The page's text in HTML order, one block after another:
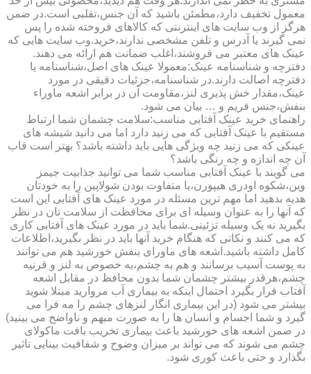
معمول تخفیف دارد،مطمئن باشید که آن جنس،تقلبی است.در ضمن
هرگز از وب سایت های اینترنتی که کالاهای فروخته شده را پس
نمی گیرند یا آدرس و تلفن مشخصی ندارند،خرید.وب سایت هایی که
عینک های معتبر می فروشند،اغلب ضمانت هم ارائه می دهند.
دفترچه و شناسنامه عینک:معمولا عینک های اصل،شناسنامه یا
دفترچه اصالت دارند.در شناسنامه،جزئیات دقیقی در مورد
عینک،مقدار خش پذیری لنز،مقاومت آن در برابر اشعه ماوراء
بنفش،جنس فریم و … بیان می شود.
راهنمای خرید عینک آفتابی مناسب:سلامت چشمان شما ارتباط
مستقیم با عینک آفتابی که می زنید دارد اما می دانید شیشه های
عینکی که می زنید چه ویژگی هایی باید داشته باشد؟ بهتر است قاب
آن چه اندازه و چه رنگی باشد؟
می گویند با عینک آفتابی مناسب شما می توانید جذابیت جیمز
وین،شکوه اودری هیپورن،یا متفاوت بودن شولاپین را به خودتان
هدیه بدهید اما مهم ترین مسئله در مورد عینک های آفتابی این است
که آنها را به عنوان وسیله ای برای محافظت از سلامت تان در نظر
بگیرید نه یک وسیله تزئینی.شما باید در مورد عینک های آفتابی کاری
که می کنند و نکاتی که هنگام خرید آنها باید در نظر بگیرید،اطلاعات
کامل داشته باشید.اشعه های ماورای بنفش خورشید هم می توانند
به پوست آسیب برسانند و هم به چشم،به خصوص به لنز و قرنیه
چشم،هرقدر بیشتر چشمان شما بدون محافظ در مقابل اشعه
آفتاب قرار بگیرد احتمال اینکه به بیماری آب مروارید مبتلا شوید
بیشتر می شود (در این بیماری انگار لنزهای چشم را مه فرا می
گیرد و شما اجسام و انسان ها را به صورت مبهم و ناواضح می بینید)
در ضمن اشعه های خورشید باعث بیماری تخریب بافت ماکولای
چشم می شوند که می تواند بر میزان وضوح و شفافیت بینایی تاثیر
بگذارد و حتی باعث کوری شود.